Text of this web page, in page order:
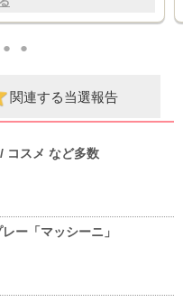
● ●
関連する当選報告
コスメ など多数
ー「マッシーニ」